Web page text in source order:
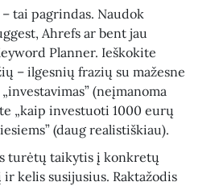
tai pagrindas. Naudok
Ahrefs ar bent jau
Planner. Ieškokite
– ilgesnių frazių su mažesne
(neįmanoma
„kaip investuoti 1000 eurų
(daug realistiškiau).
turėtų taikytis į konkretų
kelis susijusius. Raktažodis